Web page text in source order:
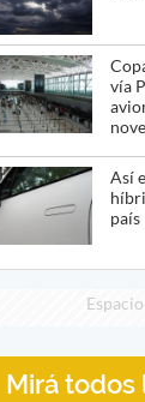
vía
Así
país
Mirá